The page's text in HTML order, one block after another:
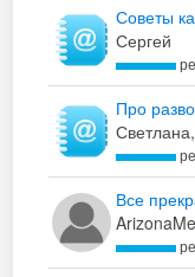
Советы
-
Сергей
Про
много, я
из своих
ними.
Светлана,
Все